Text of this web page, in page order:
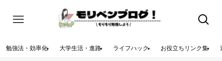
勉強法・効率化 大学生活・進路 ライフハック お役立ちリンク集